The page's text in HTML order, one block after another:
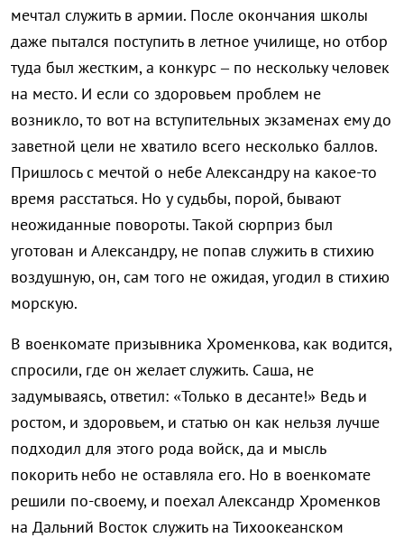
мечтал служить в армии. После окончания школы
даже пытался поступить в летное училище, но отбор
туда был жестким, а конкурс – по нескольку человек
на место. И если со здоровьем проблем не
возникло, то вот на вступительных экзаменах ему до
заветной цели не хватило всего несколько баллов.
Пришлось с мечтой о небе Александру на какое-то
время расстаться. Но у судьбы, порой, бывают
неожиданные повороты. Такой сюрприз был
уготован и Александру, не попав служить в стихию
воздушную, он, сам того не ожидая, угодил в стихию
морскую.
В военкомате призывника Хроменкова, как водится,
спросили, где он желает служить. Саша, не
задумываясь, ответил: «Только в десанте!» Ведь и
ростом, и здоровьем, и статью он как нельзя лучше
подходил для этого рода войск, да и мысль
покорить небо не оставляла его. Но в военкомате
решили по-своему, и поехал Александр Хроменков
на Дальний Восток служить на Тихоокеанском